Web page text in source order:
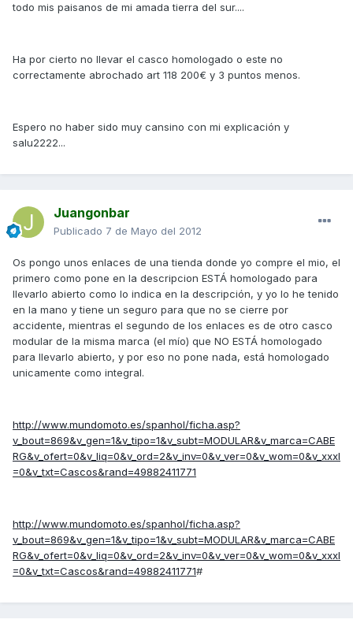
todo mis paisanos de mi amada tierra del sur....
Ha por cierto no llevar el casco homologado o este no
correctamente abrochado art 118 200€ y 3 puntos menos.
Espero no haber sido muy cansino con mi explicación y
salu2222...
Juangonbar
Publicado 7 de Mayo del 2012
Os pongo unos enlaces de una tienda donde yo compre el mio, el
primero como pone en la descripcion ESTÁ homologado para
llevarlo abierto como lo indica en la descripción, y yo lo he tenido
en la mano y tiene un seguro para que no se cierre por
accidente, mientras el segundo de los enlaces es de otro casco
modular de la misma marca (el mío) que NO ESTÁ homologado
para llevarlo abierto, y por eso no pone nada, está homologado
unicamente como integral.
http://www.mundomoto.es/spanhol/ficha.asp?
v_bout=869&v_gen=1&v_tipo=1&v_subt=MODULAR&v_marca=CABE
RG&v_ofert=0&v_liq=0&v_ord=2&v_inv=0&v_ver=0&v_wom=0&v_xxxl
=0&v_txt=Cascos&rand=49882411771
http://www.mundomoto.es/spanhol/ficha.asp?
v_bout=869&v_gen=1&v_tipo=1&v_subt=MODULAR&v_marca=CABE
RG&v_ofert=0&v_liq=0&v_ord=2&v_inv=0&v_ver=0&v_wom=0&v_xxxl
=0&v_txt=Cascos&rand=49882411771#